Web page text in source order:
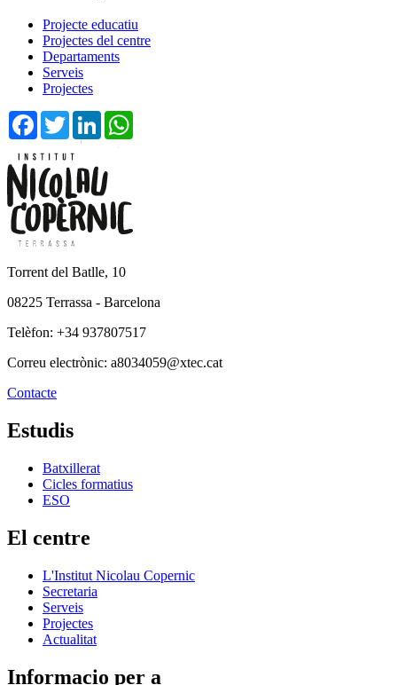
Projecte educatiu
Projectes del centre
Departaments
Serveis
Projectes
FacebookTwitterLinkedIn
Torrent del Batlle, 10
08225 Terrassa - Barcelona
Telèfon: +34 937807517
Correu electrònic: a8034059@xtec.cat
Contacte
Estudis
Batxillerat
Cicles formatius
ESO
El centre
L'Institut Nicolau Copernic
Secretaria
Serveis
Projectes
Actualitat
Informacio per a